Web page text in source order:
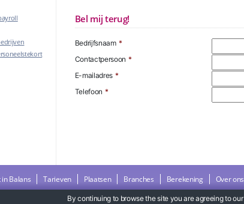
Bel mij terug!
Bedrijfsnaam *
Contactpersoon *
E-mailadres *
Telefoon *
Balans Tarieven Plaatsen Branches Berekening Over ons
By continuing to browse the site you are agreeing to our